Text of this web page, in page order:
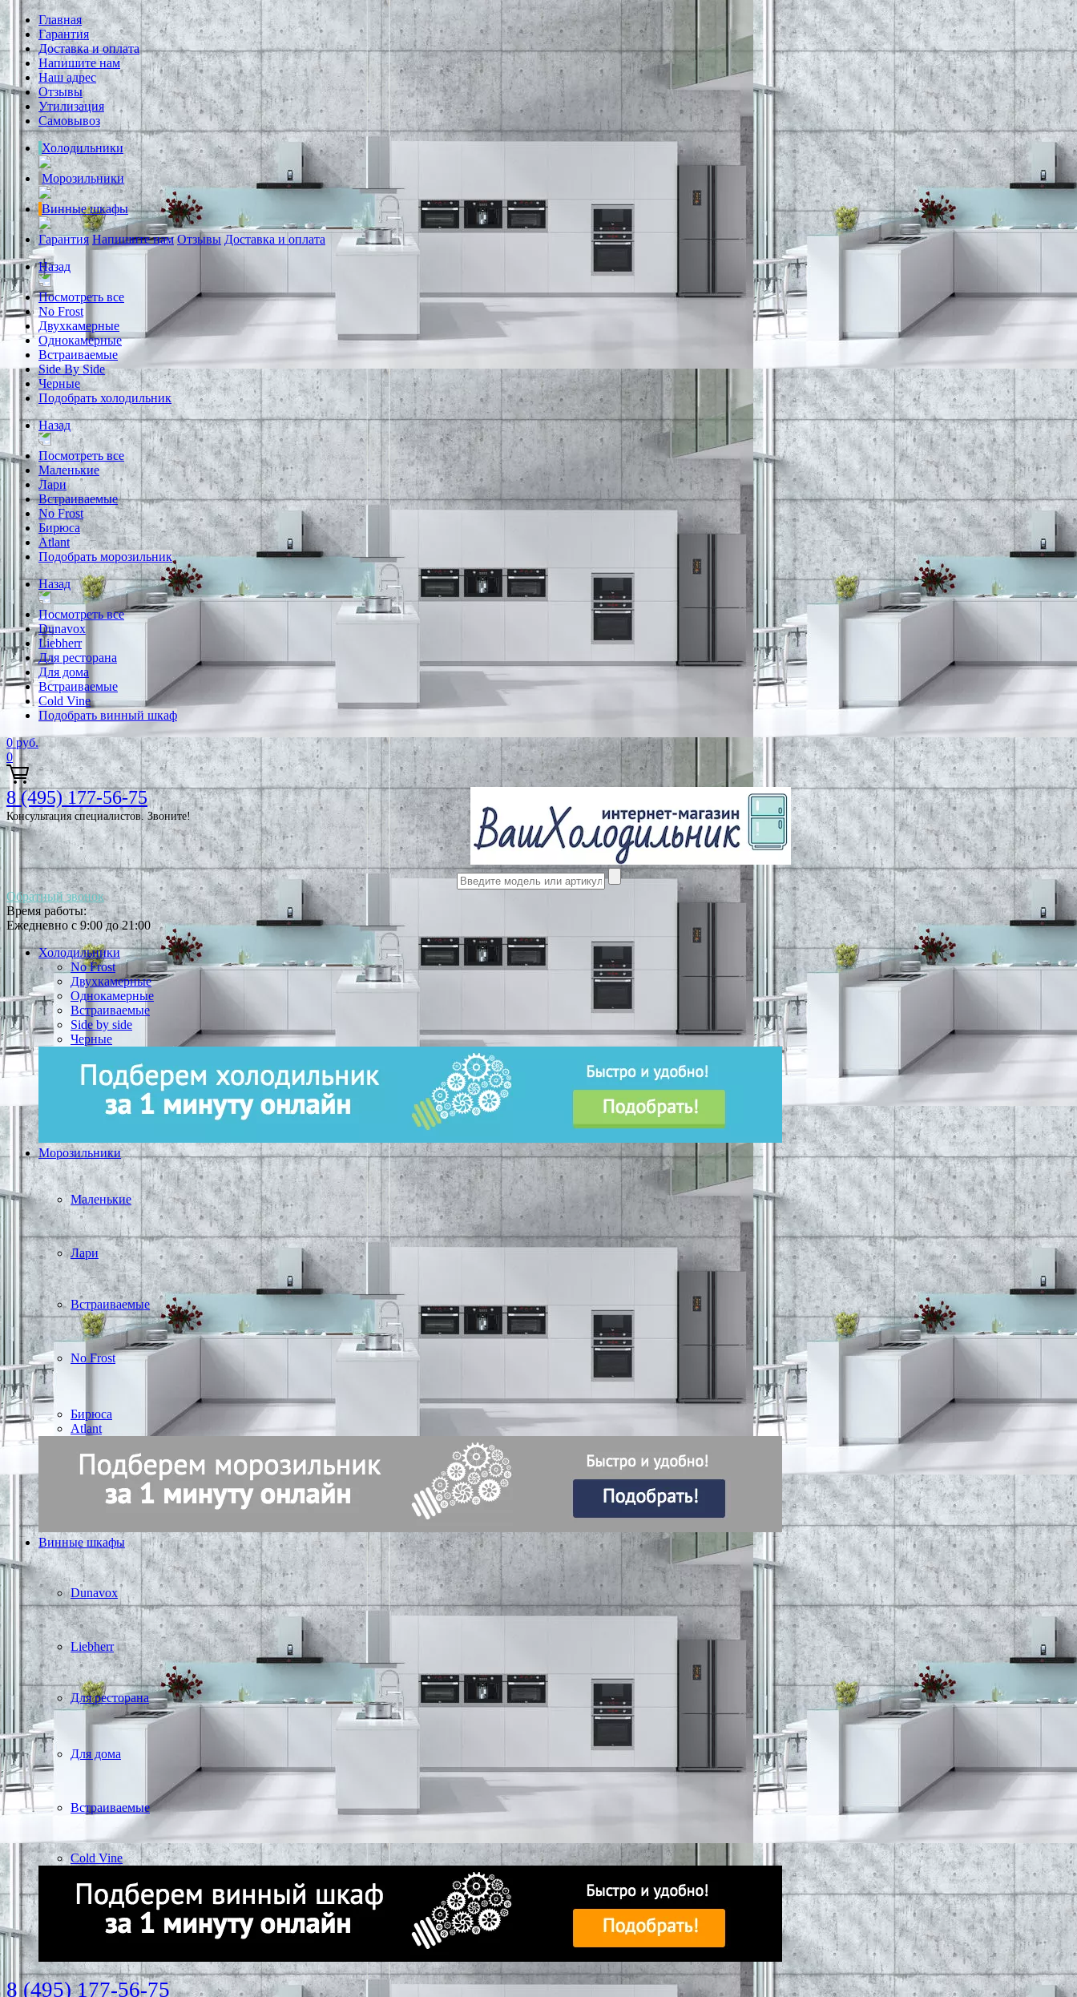
Главная
Гарантия
Доставка и оплата
Напишите нам
Наш адрес
Отзывы
Утилизация
Самовывоз
Холодильники
Морозильники
Винные шкафы
Гарантия Напишите нам Отзывы Доставка и оплата
Назад
Посмотреть все
No Frost
Двухкамерные
Однокамерные
Встраиваемые
Side By Side
Черные
Подобрать холодильник
Назад
Посмотреть все
Маленькие
Лари
Встраиваемые
No Frost
Бирюса
Atlant
Подобрать морозильник
Назад
Посмотреть все
Dunavox
Liebherr
Для ресторана
Для дома
Встраиваемые
Cold Vine
Подобрать винный шкаф
0 руб.
0
8 (495) 177-56-75
Консультация специалистов. Звоните!
Обратный звонок
Время работы:
Ежедневно с 9:00 до 21:00
Холодильники
No Frost
Двухкамерные
Однокамерные
Встраиваемые
Side by side
Черные
Морозильники
Маленькие
Лари
Встраиваемые
No Frost
Бирюса
Atlant
Винные шкафы
Dunavox
Liebherr
Для ресторана
Для дома
Встраиваемые
Cold Vine
8 (495) 177-56-75